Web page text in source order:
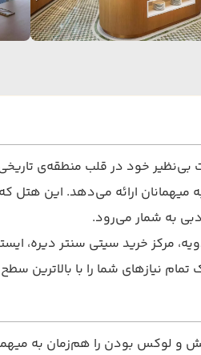
به شمار می‌رود.
نیازهای شما را با بالاترین
بودن را هم‌زمان به